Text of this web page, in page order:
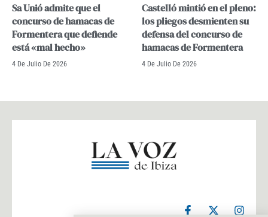
Sa Unió admite que el
concurso de hamacas de
Formentera que defiende
está «mal hecho»
4 De Julio De 2026
Castelló mintió en el pleno:
los pliegos desmienten su
defensa del concurso de
hamacas de Formentera
4 De Julio De 2026
F
X
I